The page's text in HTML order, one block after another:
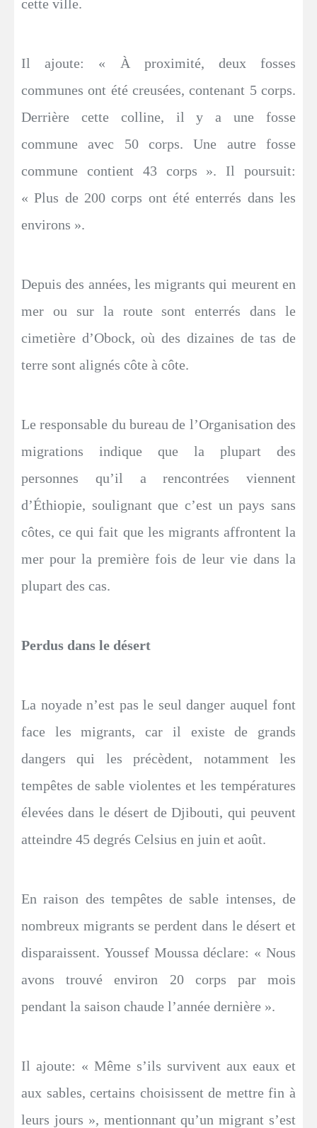
cette ville.
Il ajoute: « À proximité, deux fosses
communes ont été creusées, contenant 5 corps.
Derrière cette colline, il y a une fosse
commune avec 50 corps. Une autre fosse
commune contient 43 corps ». Il poursuit:
« Plus de 200 corps ont été enterrés dans les
environs ».
Depuis des années, les migrants qui meurent en
mer ou sur la route sont enterrés dans le
cimetière d’Obock, où des dizaines de tas de
terre sont alignés côte à côte.
Le responsable du bureau de l’Organisation des
migrations indique que la plupart des
personnes qu’il a rencontrées viennent
d’Éthiopie, soulignant que c’est un pays sans
côtes, ce qui fait que les migrants affrontent la
mer pour la première fois de leur vie dans la
plupart des cas.
Perdus dans le désert
La noyade n’est pas le seul danger auquel font
face les migrants, car il existe de grands
dangers qui les précèdent, notamment les
tempêtes de sable violentes et les températures
élevées dans le désert de Djibouti, qui peuvent
atteindre 45 degrés Celsius en juin et août.
En raison des tempêtes de sable intenses, de
nombreux migrants se perdent dans le désert et
disparaissent. Youssef Moussa déclare: « Nous
avons trouvé environ 20 corps par mois
pendant la saison chaude l’année dernière ».
Il ajoute: « Même s’ils survivent aux eaux et
aux sables, certains choisissent de mettre fin à
leurs jours », mentionnant qu’un migrant s’est